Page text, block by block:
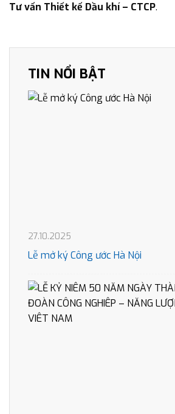
Tư vấn Thiết kế Dầu khí – CTCP.
TIN NỔI BẬT
27.10.2025
Lễ mở ký Công ước Hà Nội